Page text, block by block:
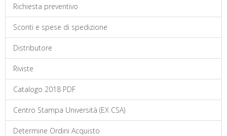
Richiesta preventivo
Sconti e spese di spedizione
Distributore
Riviste
Catalogo 2018 PDF
Centro Stampa Università (EX CSA)
Determine Ordini Acquisto